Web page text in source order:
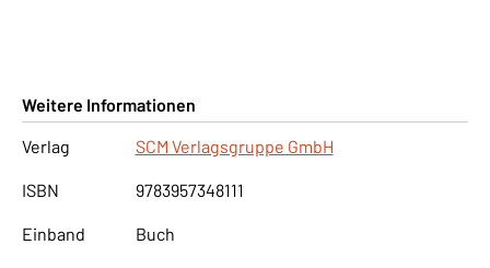
Weitere Informationen
Verlag
SCM Verlagsgruppe GmbH
ISBN 9783957348111
Einband Buch